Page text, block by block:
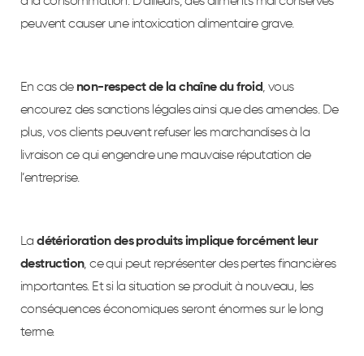
peuvent causer une intoxication alimentaire grave.
En cas de non-respect de la chaîne du froid, vous
encourez des sanctions légales ainsi que des amendes. De
plus, vos clients peuvent refuser les marchandises à la
livraison ce qui engendre une mauvaise réputation de
l’entreprise.
Ladétérioration des produits implique forcément leur
destruction, ce qui peut représenter des pertes financières
importantes. Et si la situation se produit à nouveau, les
conséquences économiques seront énormes sur le long
terme.